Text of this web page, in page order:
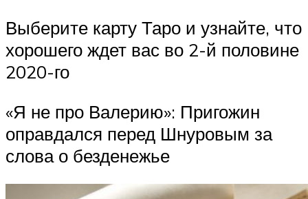
Выберите карту Таро и узнайте, что
хорошего ждет вас во 2-й половине
2020-го
«Я не про Валерию»: Пригожин
оправдался перед Шнуровым за
слова о безденежье